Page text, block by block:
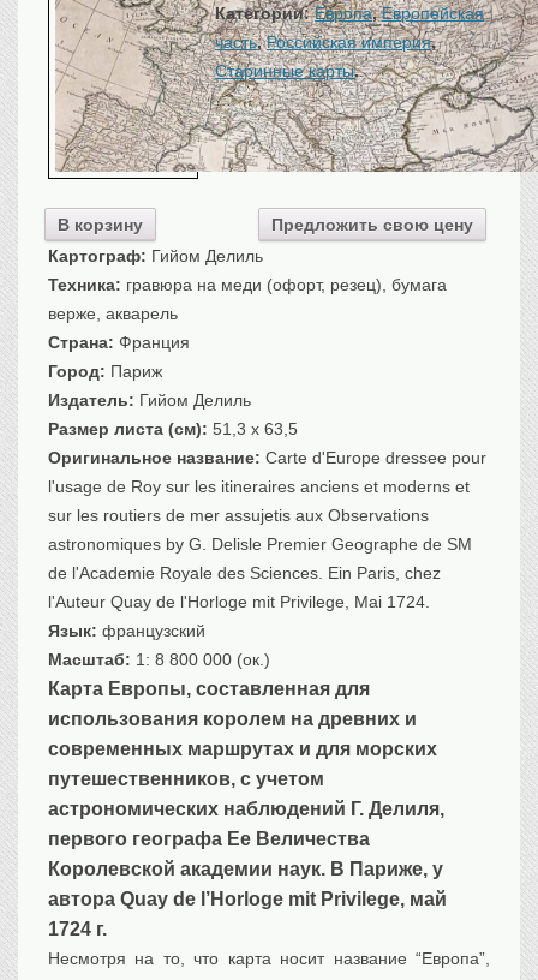
Севастополь, Крым
Ценные бумаги
История моды. Униформа
Гражданская мода
Униформа
Охота. Флора. Фауна
Фауна
Флора
Техника, транспорт,
Архитектура
Техника
Транспорт
Флот, кораблестроение
Связь
Медицина
Оружие, военная атрибутика
Выставочные экспонаты XVI-XIXв.
Досуг
Разное
В корзину Предложить свою цену
Картограф: Гийом Делиль
Техника: гравюра на меди (офорт, резец), бумага
верже, акварель
Страна: Франция
Город: Париж
Издатель: Гийом Делиль
Размер листа (см): 51,3 x 63,5
Оригинальное название: Carte d'Europe dressee pour
l'usage de Roy sur les itineraires anciens et moderns et
sur les routiers de mer assujetis aux Observations
astronomiques by G. Delisle Premier Geographe de SM
de l'Academie Royale des Sciences. Ein Paris, chez
l'Auteur Quay de l'Horloge mit Privilege, Mai 1724.
Язык: французский
Масштаб: 1: 8 800 000 (ок.)
Категории:Европа,Европейская
часть,Российская империя,
Старинные карты.
…
Карта Европы, составленная для
использования королем на древних и
современных маршрутах и ​​для морских
путешественников, с учетом
астрономических наблюдений Г. Делиля,
первого географа Ее Величества
Королевской академии наук. В Париже, у
автора Quay de l’Horloge mit Privilege, май
1724 г.
Несмотря на то, что карта носит название “Европа”,